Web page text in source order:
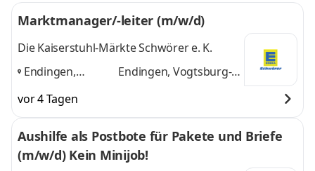
Marktmanager/-leiter (m/w/d)
Die Kaiserstuhl-Märkte Schwörer e. K.
Endingen,
Oberrotweil,
Sasbach,
Endingen, Vogtsburg-
vor 4 Tagen
Aushilfe als Postbote für Pakete und Briefe
(m/w/d) Kein Minijob!